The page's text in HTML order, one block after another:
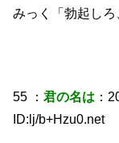
みっく「勃起しろ
55 ：君の名は ：
ID:lj/b+Hzu0.net